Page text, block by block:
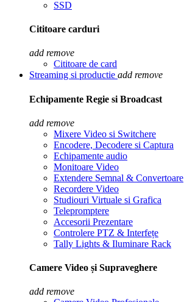
SSD
Cititoare carduri
add remove
Cititoare de card
Streaming si productie add remove
Echipamente Regie si Broadcast
add remove
Mixere Video si Switchere
Encodere, Decodere si Captura
Echipamente audio
Monitoare Video
Extendere Semnal & Convertoare
Recordere Video
Studiouri Virtuale si Grafica
Telepromptere
Accesorii Prezentare
Controlere PTZ & Interfețe
Tally Lights & Iluminare Rack
Camere Video și Supraveghere
add remove